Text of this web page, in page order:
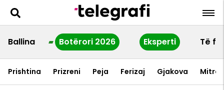
Ballina Botërori 2026 Eksperti Të
Prishtina Prizreni Peja Ferizaj Gjakova